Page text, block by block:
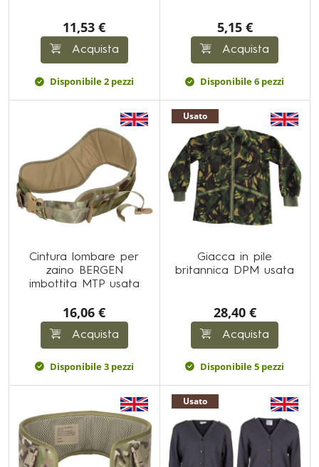
11,53 €
Acquista
Disponibile 2 pezzi
5,15 €
Acquista
Disponibile 6 pezzi
Cintura lombare per
zaino BERGEN
imbottita MTP usata
16,06 €
Acquista
Disponibile 3 pezzi
Usato
Giacca in pile
britannica DPM usata
28,40 €
Acquista
Disponibile 5 pezzi
Usato